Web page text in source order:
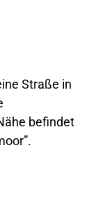
Straße in
befindet